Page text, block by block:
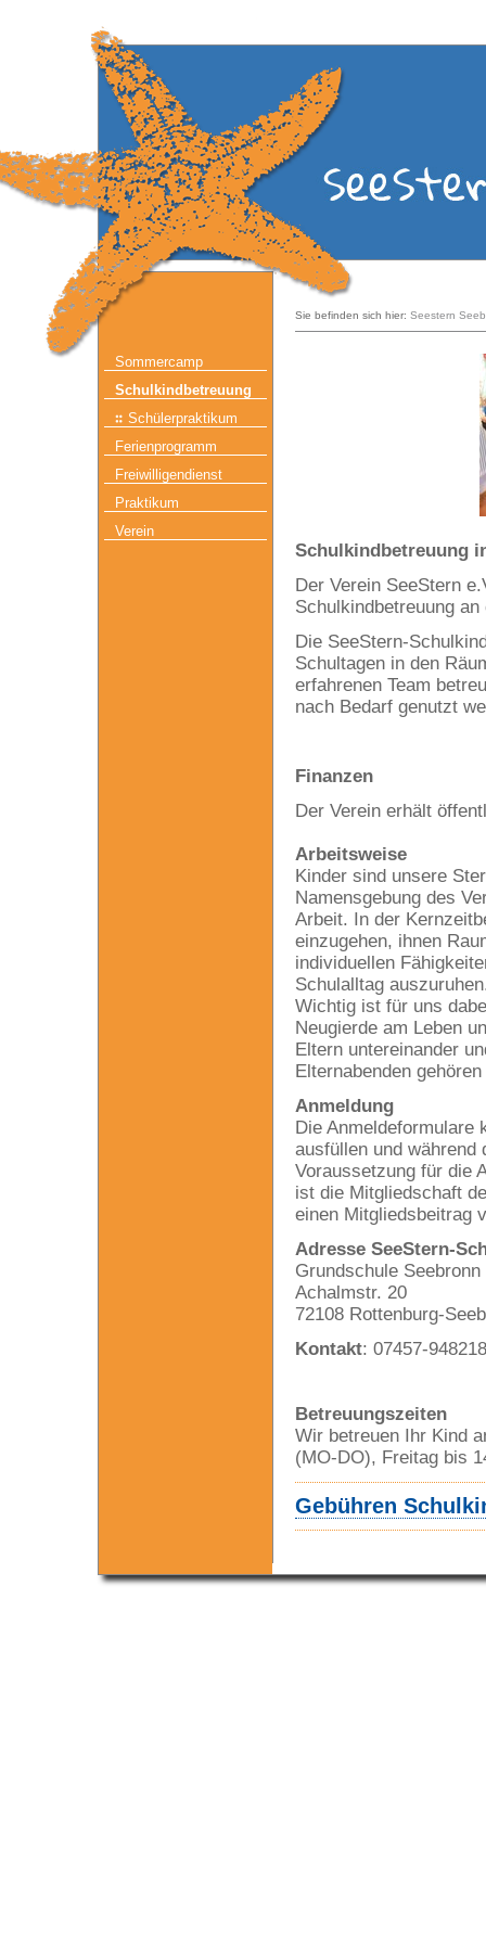
Sommercamp
Schulkindbetreuung
Schülerpraktikum
Ferienprogramm
Freiwilligendienst
Praktikum
Verein
Sie befinden sich hier: Seestern
Schulkindbetreuung
Der Verein SeeStern
Schulkindbetreuung
Die SeeStern-
Schultagen in den
erfahrenen Team
nach Bedarf genutzt
Finanzen
Der Verein erhält
Arbeitsweise
Kinder sind unsere
Namensgebung des
Arbeit. In der
einzugehen, ihnen
individuellen
Schulalltag
Wichtig ist für uns
Neugierde am Leben
Eltern untereinander
Elternabenden
Anmeldung
Die Anmeldeformulare
ausfüllen und während
Voraussetzung für die
ist die Mitgliedschaft
einen Mitgliedsbeitrag
Adresse SeeStern-
Grundschule Seebronn
Achalmstr. 20
72108 Rottenburg-
Kontakt: 07457-
Betreuungszeiten
Wir betreuen Ihr Kind
(MO-DO), Freitag bis
Gebühren